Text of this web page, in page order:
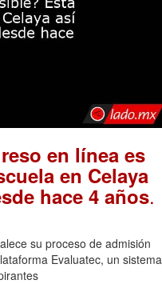
en línea es
en Celaya
hace 4 años.
su proceso de admisión
Evaluatec, un sistema